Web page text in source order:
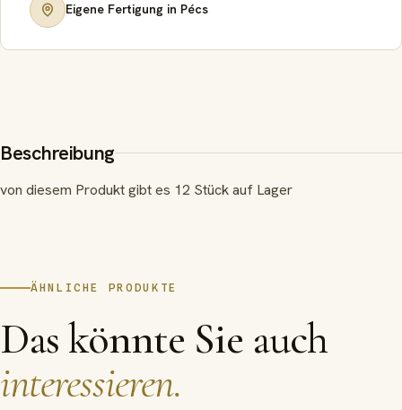
Eigene Fertigung in Pécs
Beschreibung
von diesem Produkt gibt es 12 Stück auf Lager
ÄHNLICHE PRODUKTE
Das könnte Sie auch
interessieren.